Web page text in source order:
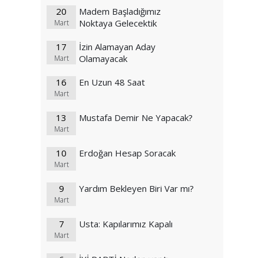
20
Mart
Madem Başladığımız
Noktaya Gelecektik
17
Mart
İzin Alamayan Aday
Olamayacak
16
Mart
En Uzun 48 Saat
13
Mart
Mustafa Demir Ne Yapacak?
10
Mart
Erdoğan Hesap Soracak
9
Mart
Yardım Bekleyen Biri Var mı?
7
Mart
Usta: Kapılarımız Kapalı